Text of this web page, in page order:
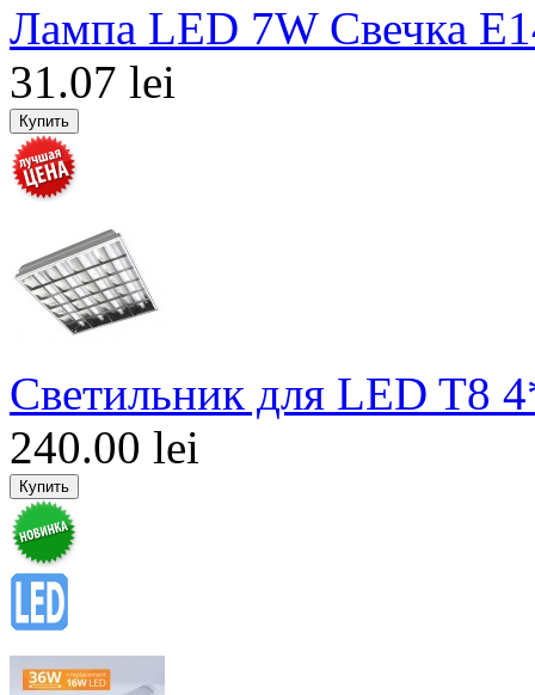
Лампа LED 7W Свечка
31.07 lei
Светильник для LED T8
240.00 lei